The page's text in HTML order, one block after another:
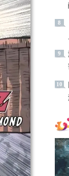
8
9
10